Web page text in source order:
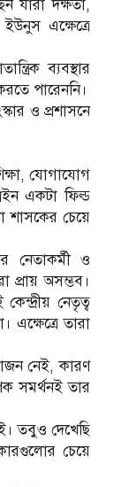
যারা দক্ষতা,
এক্ষেত্রে
ব্যবস্থার
পারেননি।
ও প্রশাসনে
যোগাযোগ
একটা ফিল্ড
শাসকের চেয়ে
নেতাকর্মী ও
প্রায় অসম্ভব।
নেতৃত্ব
তারা
নেই, কারণ
সমর্থনই তার
তবুও দেখেছি
চেয়ে